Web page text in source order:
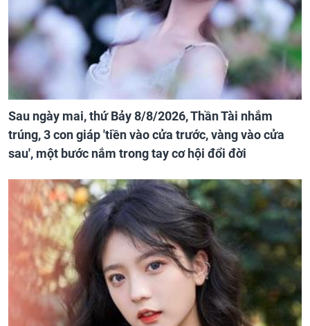
Sau ngày mai, thứ Bảy 8/8/2026, Thần Tài nhắm
trúng, 3 con giáp 'tiền vào cửa trước, vàng vào cửa
sau', một bước nắm trong tay cơ hội đổi đời